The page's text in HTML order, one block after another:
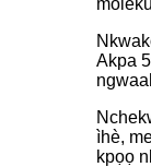
Akpa
ìhè,
kpọọ